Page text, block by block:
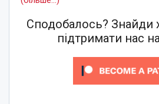
Сподобалось? Знайди
підтримати нас